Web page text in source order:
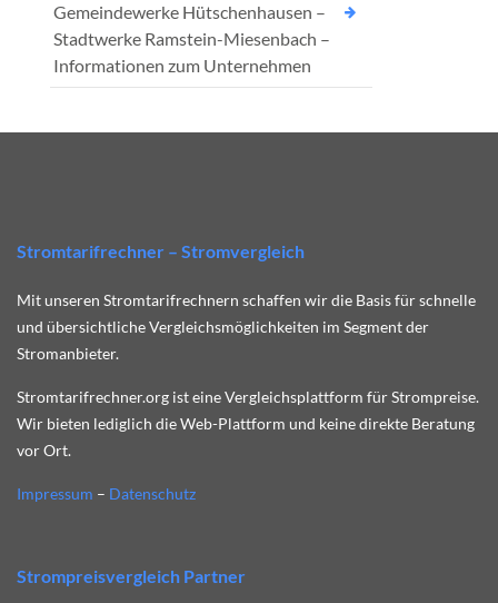
Gemeindewerke Hütschenhausen –
Stadtwerke Ramstein-Miesenbach –
Informationen zum Unternehmen
Stromtarifrechner – Stromvergleich
Mit unseren Stromtarifrechnern schaffen wir die Basis für schnelle
und übersichtliche Vergleichsmöglichkeiten im Segment der
Stromanbieter.
Stromtarifrechner.org ist eine Vergleichsplattform für Strompreise.
Wir bieten lediglich die Web-Plattform und keine direkte Beratung
vor Ort.
Impressum – Datenschutz
Strompreisvergleich Partner